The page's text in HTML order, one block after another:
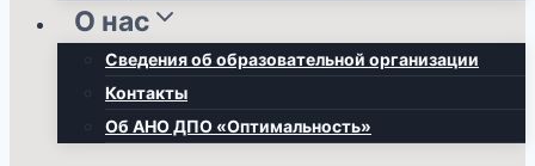
О нас
Сведения об образовательной организации
Контакты
Об АНО ДПО «Оптимальность»